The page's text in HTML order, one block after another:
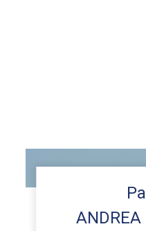
ANDREA